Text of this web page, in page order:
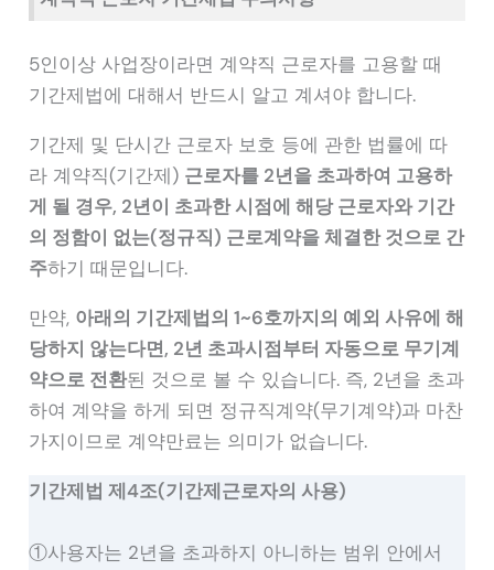
5인이상 사업장이라면 계약직 근로자를 고용할 때
기간제법에 대해서 반드시 알고 계셔야 합니다.
기간제 및 단시간 근로자 보호 등에 관한 법률에 따
라 계약직(기간제) 근로자를 2년을 초과하여 고용하
게 될 경우, 2년이 초과한 시점에 해당 근로자와 기간
의 정함이 없는(정규직) 근로계약을 체결한 것으로 간
주하기 때문입니다.
만약, 아래의 기간제법의 1~6호까지의 예외 사유에 해
당하지 않는다면, 2년 초과시점부터 자동으로 무기계
약으로 전환된 것으로 볼 수 있습니다. 즉, 2년을 초과
하여 계약을 하게 되면 정규직계약(무기계약)과 마찬
가지이므로 계약만료는 의미가 없습니다.
기간제법 제4조(기간제근로자의 사용)
①사용자는 2년을 초과하지 아니하는 범위 안에서